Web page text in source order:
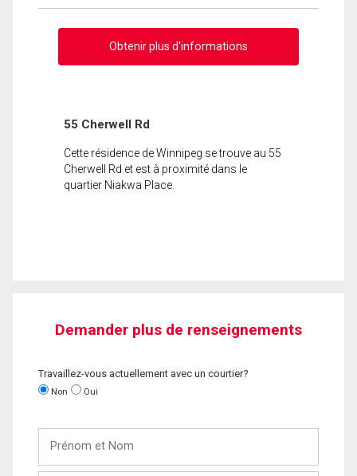
Obtenir plus d'informations
55 Cherwell Rd
Cette résidence de Winnipeg se trouve au 55
Cherwell Rd et est à proximité dans le
quartier Niakwa Place.
Demander plus de renseignements
Travaillez-vous actuellement avec un courtier?
Non Oui
Nom